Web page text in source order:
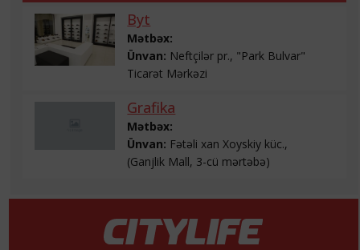
Byt
Mətbəx:
Ünvan: Neftçilər pr., "Park Bulvar"
Ticarət Mərkəzi
Grafika
Mətbəx:
Ünvan: Fətəli xan Xoyskiy küc.,
(Ganjlik Mall, 3-cü mərtəbə)